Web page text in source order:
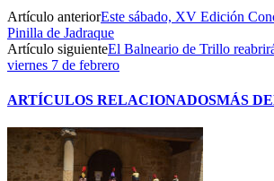
Artículo anteriorEste sábado, XV Edición
Pinilla de Jadraque
Artículo siguienteEl Balneario de Trillo
viernes 7 de febrero
ARTÍCULOS RELACIONADOSMÁS